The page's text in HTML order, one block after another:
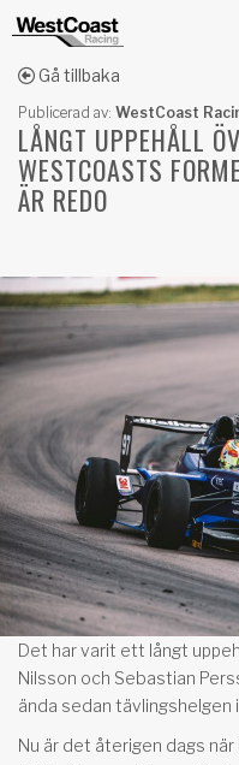
Gå tillbaka
Publicerad av: WestCoast
LÅNGT UPPEHÅLL
WESTCOASTS
ÄR REDO
Det har varit ett långt
Nilsson och Sebastian
ända sedan tävlingshelgen
Nu är det återigen dags